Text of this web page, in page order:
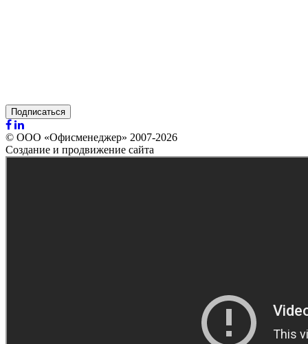
Подписаться
© ООО «Офисменеджер» 2007-2026
Создание и продвижение сайта